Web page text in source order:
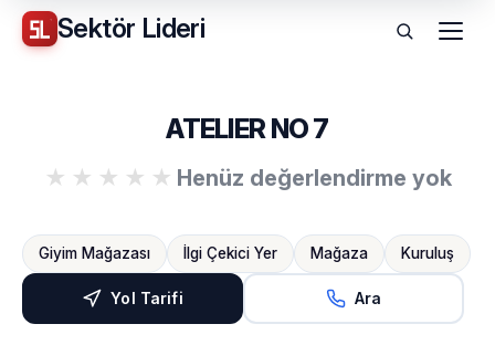
Sektör Lideri Menü
ATELIER NO 7
Henüz değerlendirme yok
Giyim Mağazası İlgi Çekici Yer Mağaza Kuruluş
Yol Tarifi Ara